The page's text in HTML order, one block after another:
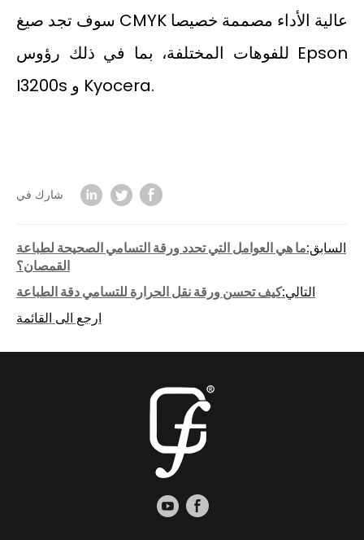
سوف تجد صيغ CMYK عالية الأداء مصممة خصيصا
للفوهات المختلفة، بما في ذلك رؤوس Epson
I3200s و Kyocera.
شارك في
السابق:ما هي العوامل التي تحدد ورقة التسامي الصحيحة لطباعة
القمصان؟
التالي:كيف تحسن ورقة نقل الحرارة للتسامي دقة الطباعة
ارجع الى القائمة